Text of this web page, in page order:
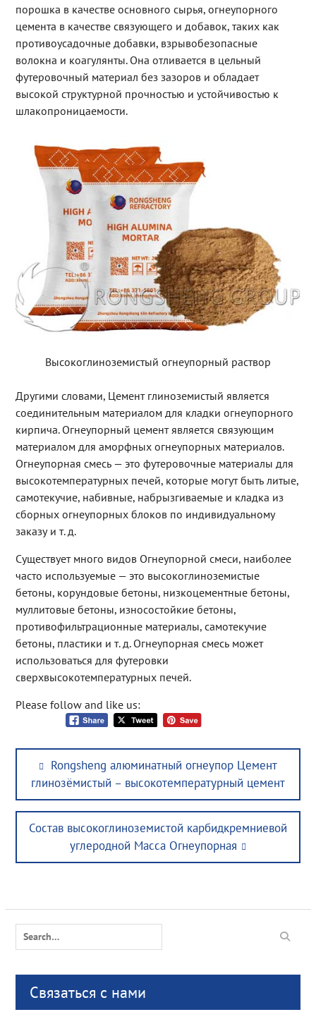
порошка в качестве основного сырья, огнеупорного
цемента в качестве связующего и добавок, таких как
противоусадочные добавки, взрывобезопасные
волокна и коагулянты. Она отливается в цельный
футеровочный материал без зазоров и обладает
высокой структурной прочностью и устойчивостью к
шлакопроницаемости.
Высокоглиноземистый огнеупорный раствор
Другими словами, Цемент глиноземистый является
соединительным материалом для кладки огнеупорного
кирпича. Огнеупорный цемент является связующим
материалом для аморфных огнеупорных материалов.
Огнеупорная смесь — это футеровочные материалы для
высокотемпературных печей, которые могут быть литые,
самотекучие, набивные, набрызгиваемые и кладка из
сборных огнеупорных блоков по индивидуальному
заказу и т. д.
Существует много видов Огнеупорной смеси, наиболее
часто используемые — это высокоглиноземистые
бетоны, корундовые бетоны, низкоцементные бетоны,
муллитовые бетоны, износостойкие бетоны,
противофильтрационные материалы, самотекучие
бетоны, пластики и т. д. Огнеупорная смесь может
использоваться для футеровки
сверхвысокотемпературных печей.
Please follow and like us:
Post
navigation
Previous
post:
Rongsheng алюминатный огнеупор Цемент
глинозёмистый – высокотемпературный цемент
Next
Состав высокоглиноземистой карбидкремниевой
углеродной Масса Огнеупорная
Search
for:
Связаться с нами